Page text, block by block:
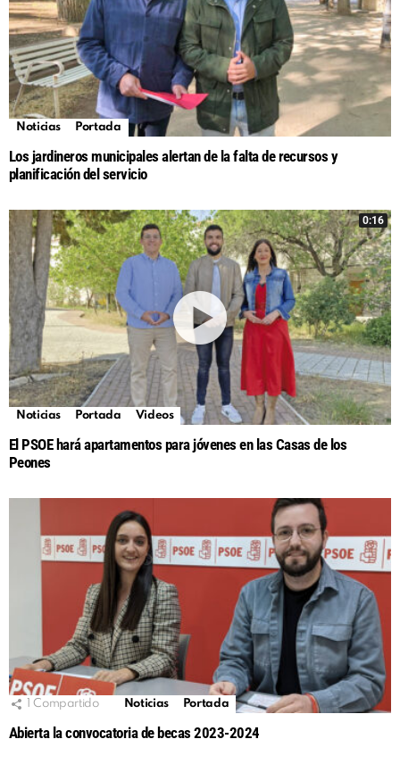
Noticias Portada
Los jardineros municipales alertan de la falta de recursos y
planificación del servicio
0:16
Noticias Portada Videos
El PSOE hará apartamentos para jóvenes en las Casas de los
Peones
Compartido Noticias Portada
Abierta la convocatoria de becas 2023-2024